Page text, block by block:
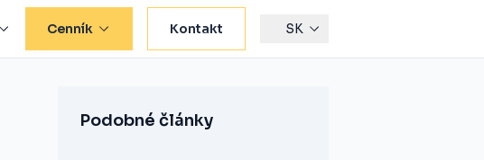
Cenník Kontakt SK
Podobné články